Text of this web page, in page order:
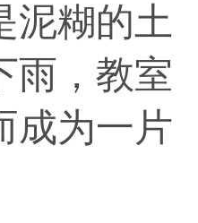
泥糊的土
雨，教室
成为一片